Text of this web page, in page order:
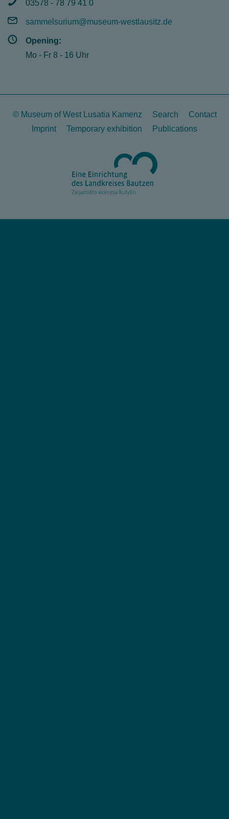
03578 - 78 79 41 0
sammelsurium@museum-westlausitz.de
Opening:
Mo - Fr 8 - 16 Uhr
© Museum of West Lusatia Kamenz Search
Contact
Imprint
Temporary exhibition Publications